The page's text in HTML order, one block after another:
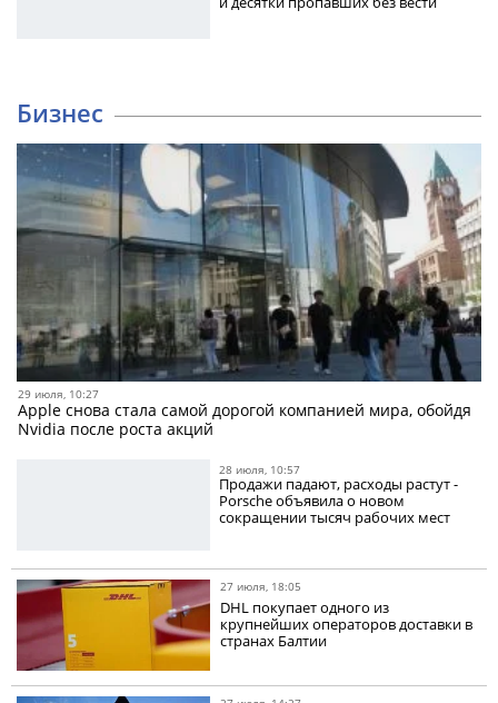
Бизнес
29 июля, 10:27
Apple снова стала самой дорогой компанией мира, обойдя
Nvidia после роста акций
28 июля, 10:57
Продажи падают, расходы растут -
Porsche объявила о новом
сокращении тысяч рабочих мест
27 июля, 18:05
DHL покупает одного из
крупнейших операторов доставки в
странах Балтии